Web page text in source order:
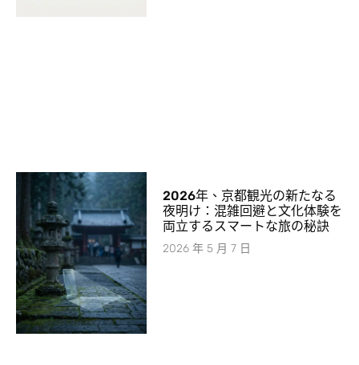
2026年、京都観光の新たなる
夜明け：混雑回避と文化体験を
両立するスマートな旅の秘訣
2026 年 5 月 7 日